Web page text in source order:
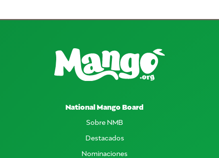
National Mango Board
Sobre NMB
Destacados
Nominaciones